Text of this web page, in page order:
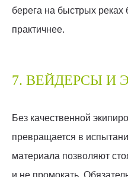
берега на быстрых реках
практичнее.
7. ВЕЙДЕРСЫ И
Без качественной
превращается в
материала позволяют